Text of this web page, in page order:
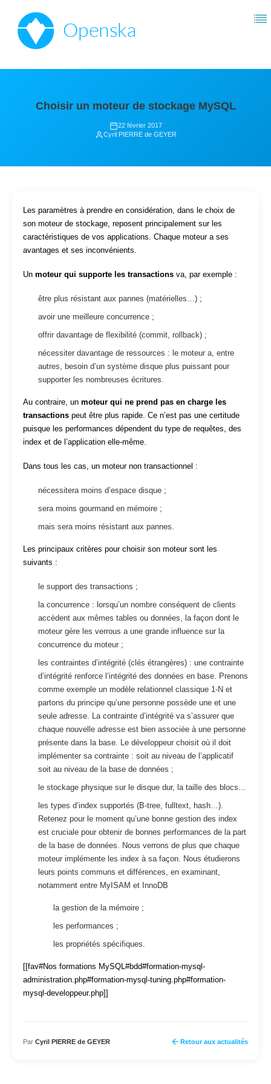
Choisir un moteur de stockage MySQL
22 février 2017
Cyril PIERRE de GEYER
Les paramètres à prendre en considération, dans le choix de
son moteur de stockage, reposent principalement sur les
caractéristiques de vos applications. Chaque moteur a ses
avantages et ses inconvénients.
Un moteur qui supporte les transactions va, par exemple :
être plus résistant aux pannes (matérielles…) ;
avoir une meilleure concurrence ;
offrir davantage de flexibilité (commit, rollback) ;
nécessiter davantage de ressources : le moteur a, entre
autres, besoin d’un système disque plus puissant pour
supporter les nombreuses écritures.
Au contraire, un moteur qui ne prend pas en charge les
transactions peut être plus rapide. Ce n’est pas une certitude
puisque les performances dépendent du type de requêtes, des
index et de l’application elle-même.
Dans tous les cas, un moteur non transactionnel :
nécessitera moins d’espace disque ;
sera moins gourmand en mémoire ;
mais sera moins résistant aux pannes.
Les principaux critères pour choisir son moteur sont les
suivants :
le support des transactions ;
la concurrence : lorsqu’un nombre conséquent de clients
accèdent aux mêmes tables ou données, la façon dont le
moteur gère les verrous a une grande influence sur la
concurrence du moteur ;
les contraintes d’intégrité (clés étrangères) : une contrainte
d’intégrité renforce l’intégrité des données en base. Prenons
comme exemple un modèle relationnel classique 1-N et
partons du principe qu’une personne possède une et une
seule adresse. La contrainte d’intégrité va s’assurer que
chaque nouvelle adresse est bien associée à une personne
présente dans la base. Le développeur choisit où il doit
implémenter sa contrainte : soit au niveau de l’applicatif
soit au niveau de la base de données ;
le stockage physique sur le disque dur, la taille des blocs…
les types d’index supportés (B-tree, fulltext, hash…).
Retenez pour le moment qu’une bonne gestion des index
est cruciale pour obtenir de bonnes performances de la part
de la base de données. Nous verrons de plus que chaque
moteur implémente les index à sa façon. Nous étudierons
leurs points communs et différences, en examinant,
notamment entre MyISAM et InnoDB
la gestion de la mémoire ;
les performances ;
les propriétés spécifiques.
[[fav#Nos formations MySQL#bdd#formation-mysql-
administration.php#formation-mysql-tuning.php#formation-
mysql-developpeur.php]]
Par Cyril PIERRE de GEYER Retour aux actualités